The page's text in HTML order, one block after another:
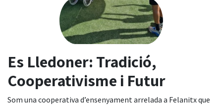
Es Lledoner: Tradició,
Cooperativisme i Futur
Som una cooperativa d’ensenyament arrelada a Felanitx que